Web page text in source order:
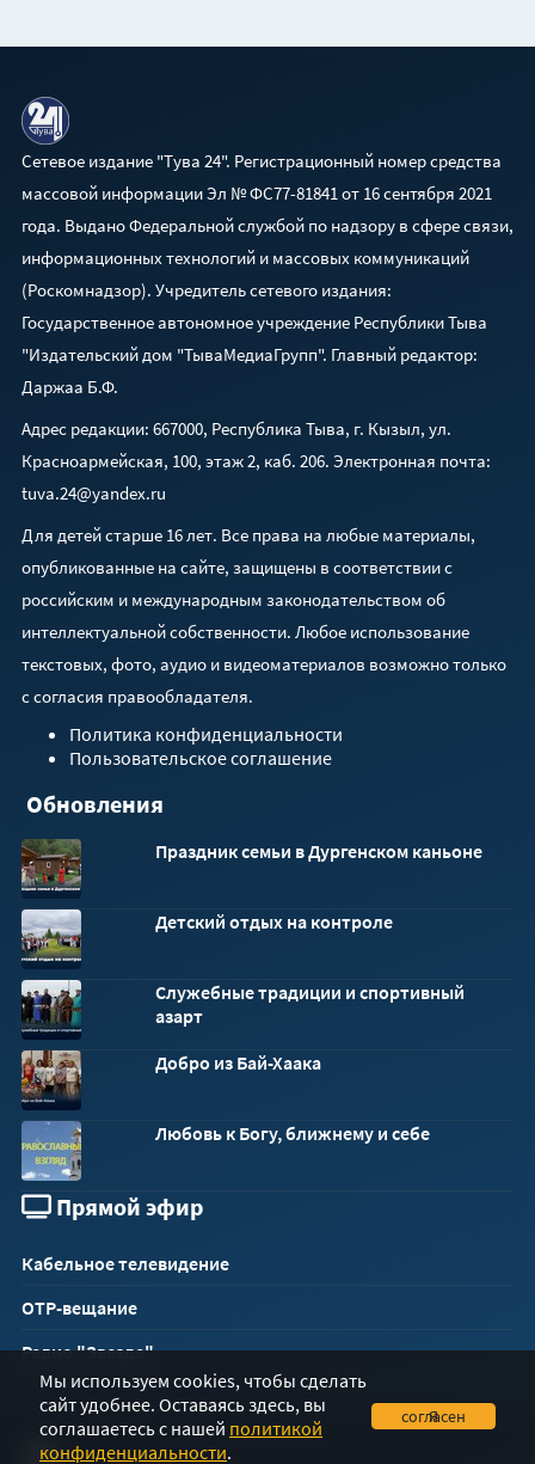
Сетевое издание "Тува 24". Регистрационный номер средства
массовой информации Эл № ФС77-81841 от 16 сентября 2021
года. Выдано Федеральной службой по надзору в сфере связи,
информационных технологий и массовых коммуникаций
(Роскомнадзор). Учредитель сетевого издания:
Государственное автономное учреждение Республики Тыва
"Издательский дом "ТываМедиаГрупп". Главный редактор:
Даржаа Б.Ф.
Адрес редакции: 667000, Республика Тыва, г. Кызыл, ул.
Красноармейская, 100, этаж 2, каб. 206. Электронная почта:
tuva.24@yandex.ru
Для детей старше 16 лет. Все права на любые материалы,
опубликованные на сайте, защищены в соответствии с
российским и международным законодательством об
интеллектуальной собственности. Любое использование
текстовых, фото, аудио и видеоматериалов возможно только
с согласия правообладателя.
Политика конфиденциальности
Пользовательское соглашение
Обновления
Праздник семьи в Дургенском каньоне
Детский отдых на контроле
Служебные традиции и спортивный
азарт
Добро из Бай-Хаака
Любовь к Богу, ближнему и себе
Прямой эфир
Кабельное телевидение
ОТР-вещание
Радио "Звезда"
Мы используем cookies, чтобы сделать
сайт удобнее. Оставаясь здесь, вы
соглашаетесь с нашей политикой
конфиденциальности.
Я согласен